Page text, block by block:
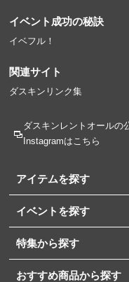
イベント成功の秘訣
イベフル！
関連サイト
ダスキンリンク集
ダスキンレントオールの
Instagramはこちら
アイテムを探す
イベントを探す
特集から探す
おすすめ商品から探す